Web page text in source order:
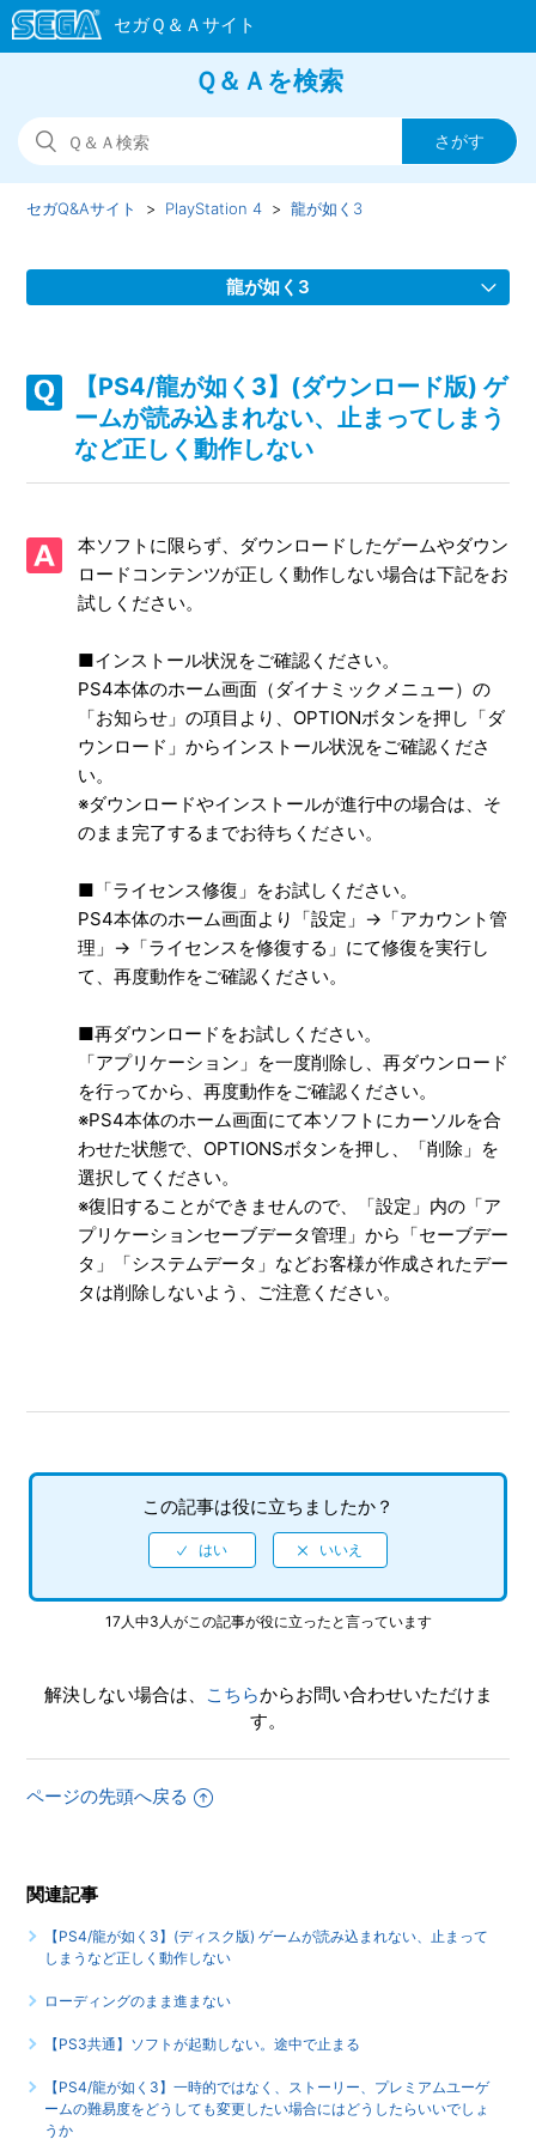
Ｑ＆Ａを検索
セガQ&Aサイト PlayStation 4 龍が如く3
龍が如く3
い、止まってしまうなど正しく動作しない
【PS4/龍が如く3】(ディスク版) ゲームが読み込まれない、
止まってしまうなど正しく動作しない
違いがありますか
【PS4/龍が如く3】PS4龍が如くシリーズのシステムデータ
【PS4/龍が如く3】海外での発売はありますか
【PS4/龍が如く3】「シェアプレイ」に対応していますか
【PS4/龍が如く3】バトルやゲームシステムはPS3と同じで
しょうか
【PS4/龍が如く3】公式ホームページを参照したい
【PS4/龍が如く3】一時的ではなく、ストーリー、プレミア
ムユーゲームの難易度をどうしても変更したい場合にはどう
したらいいでしょうか
【PS4/龍が如く3】PS Vitaでのリモートプレイに対応して
いますか
もっと見る
【PS4/龍が如く3】(ダウンロード版) ゲ
ームが読み込まれない、止まってしまう
など正しく動作しない
本ソフトに限らず、ダウンロードしたゲームやダウン
ロードコンテンツが正しく動作しない場合は下記をお
試しください。
■インストール状況をご確認ください。
PS4本体のホーム画面（ダイナミックメニュー）の
「お知らせ」の項目より、OPTIONボタンを押し「ダ
ウンロード」からインストール状況をご確認くださ
い。
※ダウンロードやインストールが進行中の場合は、そ
のまま完了するまでお待ちください。
■「ライセンス修復」をお試しください。
PS4本体のホーム画面より「設定」→「アカウント管
理」→「ライセンスを修復する」にて修復を実行し
て、再度動作をご確認ください。
■再ダウンロードをお試しください。
「アプリケーション」を一度削除し、再ダウンロード
を行ってから、再度動作をご確認ください。
※PS4本体のホーム画面にて本ソフトにカーソルを合
わせた状態で、OPTIONSボタンを押し、「削除」を
選択してください。
※復旧することができませんので、「設定」内の「ア
プリケーションセーブデータ管理」から「セーブデー
タ」「システムデータ」などお客様が作成されたデー
タは削除しないよう、ご注意ください。
この記事は役に立ちましたか？
17人中3人がこの記事が役に立ったと言っています
解決しない場合は、 こちらからお問い合わせいただけま
す。
ページの先頭へ戻る
関連記事
【PS4/龍が如く3】(ディスク版) ゲームが読み込まれない、止まって
しまうなど正しく動作しない
ローディングのまま進まない
【PS3共通】ソフトが起動しない。途中で止まる
【PS4/龍が如く3】一時的ではなく、ストーリー、プレミアムユーゲ
ームの難易度をどうしても変更したい場合にはどうしたらいいでしょ
うか